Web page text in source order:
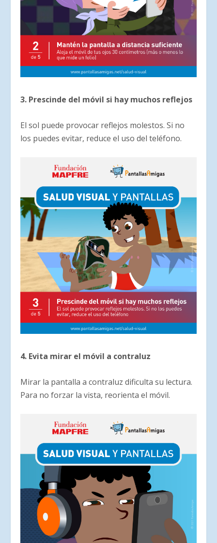
3. Prescinde del móvil si hay muchos reflejos
El sol puede provocar reflejos molestos. Si no
los puedes evitar, reduce el uso del teléfono.
4. Evita mirar el móvil a contraluz
Mirar la pantalla a contraluz dificulta su lectura.
Para no forzar la vista, reorienta el móvil.